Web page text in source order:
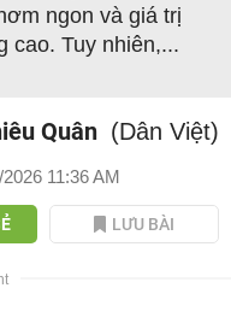
ngon và giá trị
cao. Tuy nhiên,...
Quân (Dân Việt)
11:36 AM
LƯU BÀI